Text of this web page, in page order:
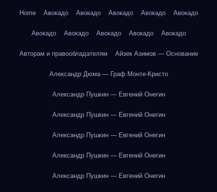
Home Авокадо Авокадо Авокадо Авокадо Авокадо
Авокадо Авокадо Авокадо Авокадо Авокадо
Авторам и правообладателям Айзек Азимов — Основание
Александр Дюма — Граф Монте-Кристо
Александр Пушкин — Евгений Онегин
Александр Пушкин — Евгений Онегин
Александр Пушкин — Евгений Онегин
Александр Пушкин — Евгений Онегин
Александр Пушкин — Евгений Онегин